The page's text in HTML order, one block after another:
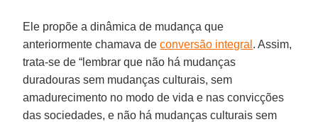
Ele propõe a dinâmica de mudança que
anteriormente chamava deconversão integral . Assim,
trata-se de “lembrar que não há mudanças
duradouras sem mudanças culturais, sem
amadurecimento no modo de vida e nas convicções
das sociedades, e não há mudanças culturais sem